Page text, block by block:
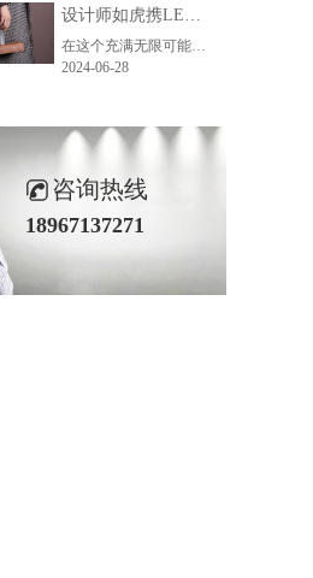
设计师如虎携LEMONLEE红雪松礼盒荣获第六届未来·已来香港新锐当代设计奖铜奖
在这个充满无限可能的2024年夏季，LEMONLEE品牌设计师如虎以其非凡的创意与对自然的深刻理解，精心打造的红雪松木球礼盒，在“2024未来·已来——第六届香港新锐当代设计奖”中摘得铜奖。这不仅是对设计师如虎原创设计能力的嘉奖，更是对LEMONLEE品牌的高度认可。
2024-06-28
咨询热线
18967137271